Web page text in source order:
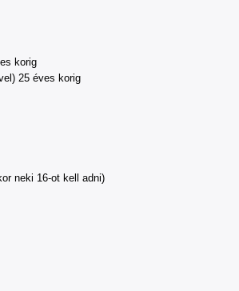
korig
25 éves korig
neki 16-ot kell adni)